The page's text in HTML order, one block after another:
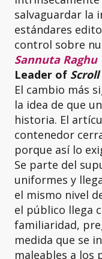
salvaguardar la
estándares
control sobre
Sannuta Raghu
Leader of Scroll
El cambio más
la idea de que
historia. El
contenedor
porque así lo
Se parte del
uniformes y
el mismo nivel
el público llega
familiaridad,
medida que se
maleables a los